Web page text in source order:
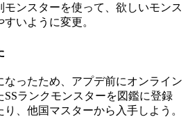
モンスターを使って、欲しいモンス
いように変更。
なったため、アプデ前にオンライン
ランクモンスターを図鑑に登録
、他国マスターから入手しよう。